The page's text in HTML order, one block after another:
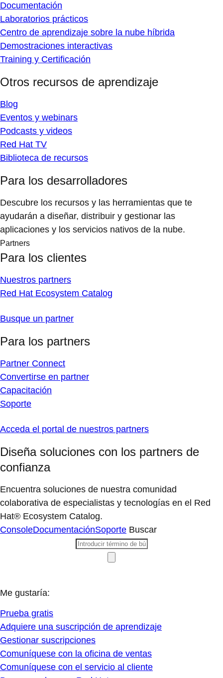
Documentación
Laboratorios prácticos
Centro de aprendizaje sobre la nube híbrida
Demostraciones interactivas
Training y Certificación
Otros recursos de aprendizaje
Blog
Eventos y webinars
Podcasts y videos
Red Hat TV
Biblioteca de recursos
Para los desarrolladores
Descubre los recursos y las herramientas que te
ayudarán a diseñar, distribuir y gestionar las
aplicaciones y los servicios nativos de la nube.
Partners
Para los clientes
Nuestros partners
Red Hat Ecosystem Catalog
Busque un partner
Para los partners
Partner Connect
Convertirse en partner
Capacitación
Soporte
Acceda el portal de nuestros partners
Diseña soluciones con los partners de
confianza
Encuentra soluciones de nuestra comunidad
colaborativa de especialistas y tecnologías en el Red
Hat® Ecosystem Catalog.
ConsoleDocumentaciónSoporte Buscar
Me gustaría:
Prueba gratis
Adquiere una suscripción de aprendizaje
Gestionar suscripciones
Comuníquese con la oficina de ventas
Comuníquese con el servicio al cliente